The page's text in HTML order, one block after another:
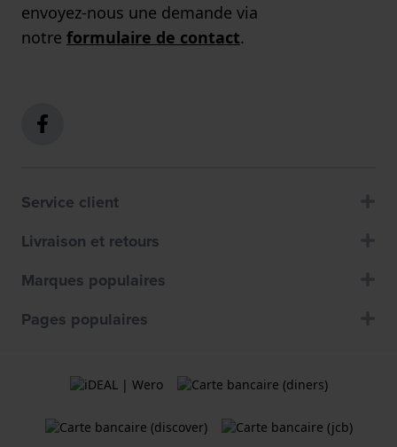
envoyez-nous une demande via
notre formulaire de contact.
Service client
Livraison et retours
Marques populaires
Pages populaires